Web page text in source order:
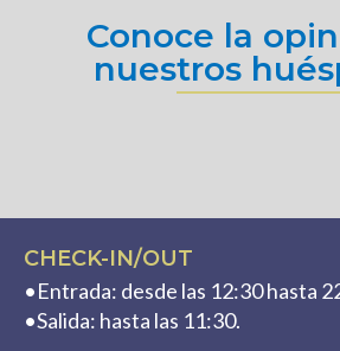
Conoce la
nuestros
CHECK-IN/OUT
•Entrada: desde las 12:30 hasta
•Salida: hasta las 11:30.